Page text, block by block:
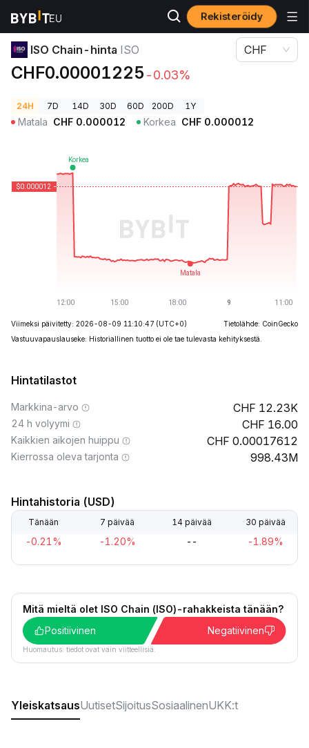
Rekisteröidy
Kryptohinnat
ISO Chain-hinta ISO
CHF0.00001225 -0.03%
CHF
24H 7D 14D 30D 60D 200D 1Y
Matala CHF 0.000012 Korkea CHF 0.000012
Viimeksi päivitetty: 2026-08-09 11:10:47 (UTC+0)
Tietolähde: CoinGecko
Vastuuvapauslauseke: Historiallinen tuotto ei ole tae tulevasta kehityksestä.
Hintatilastot
Markkina-arvo 12.23K
24 h volyymi 16.00
Kaikkien aikojen huippu 0.00017612
Kierrossa oleva tarjonta 998.43M
Hintahistoria (USD)
Tänään 7 päivää 14 päivää 30 päivää
-0.21% -1.20% -- -1.89%
Mitä mieltä olet ISO Chain (ISO)-rahakkeista tänään?
Positiivinen
Negatiivinen
Huomautus: tiedot ovat vain viitteellisiä.
YleiskatsausUutisetSijoitusSosiaalinenUKK:t